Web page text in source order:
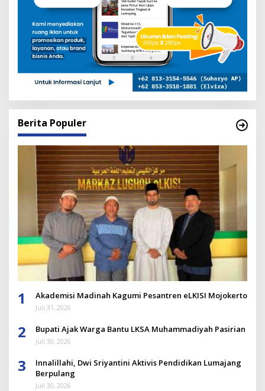
Berita Populer
1 Akademisi Madinah Kagumi Pesantren eLKISI Mojokerto
Juli 31, 2026
2 Bupati Ajak Warga Bantu LKSA Muhammadiyah Pasirian
Juli 30, 2026
3
Innalillahi, Dwi Sriyantini Aktivis Pendidikan Lumajang
Berpulang
Juli 30, 2026